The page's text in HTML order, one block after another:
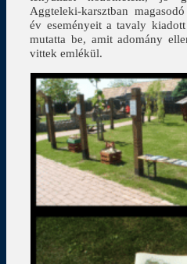
Aggteleki-karsztban
év eseményeit a tavaly
mutatta be, amit adomány
vittek emlékül.